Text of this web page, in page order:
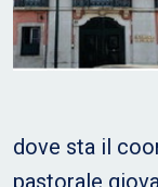
dove sta il
pastorale